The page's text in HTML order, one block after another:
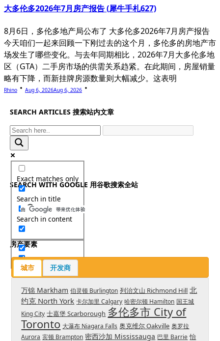
大多伦多2026年7月房产报告 (犀牛手札627)
8月6日，多伦多地产局公布了 大多伦多2026年7月房产报告
今天咱们一起来回顾一下刚过去的这个月，多伦多的房地产市
场发生了哪些变化。与去年同期相比，2026年7月大多伦多地
区（GTA）二手房市场的供需关系趋紧。在此期间，房屋销量
略有下降，而新挂牌房源数量则大幅减少。这表明
Rhino Aug 6, 2026Aug 6, 2026
SEARCH ARTICLES 搜索站内文章
Exact matches only
Search in title
Search in content
SEARCH WITH GOOGLE 用谷歌搜索全站
房产要素
城市 开发商
万锦 Markham 伯灵顿 Burlington 列治文山 Richmond Hill 北
约克 North York 卡尔加里 Calgary 哈密尔顿 Hamilton 国王城
King City 士嘉堡 Scarborough 多伦多市 City of
Toronto 大瀑布 Niagara Falls 奥克维尔 Oakville 奥罗拉
Aurora 宾顿 Brampton 密西沙加 Mississauga 巴里 Barrie 怡